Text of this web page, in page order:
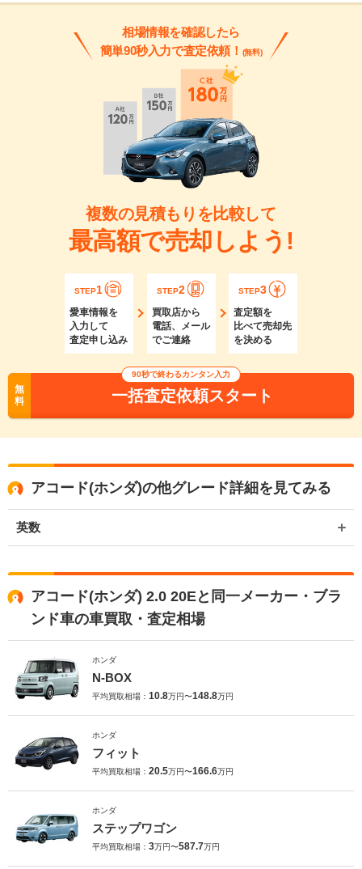
相場情報を確認したら
簡単90秒入力で査定依頼！ (無料)
複数の見積もりを比較して
最高額で売却しよう!
STEP1
愛車情報を
入力して
査定申し込み
STEP2
買取店から
電話、メール
でご連絡
STEP3
査定額を
比べて売却先
を決める
無
料
90秒で終わるカンタン入力
一括査定依頼スタート
アコード(ホンダ)の他グレード詳細を見てみる
英数
アコード(ホンダ) 2.0 20Eと同一メーカー・ブラ
ンド車の車買取・査定相場
ホンダ
N-BOX
平均買取相場： 10.8万円〜148.8万円
ホンダ
フィット
平均買取相場： 20.5万円〜166.6万円
ホンダ
ステップワゴン
平均買取相場： 3万円〜587.7万円